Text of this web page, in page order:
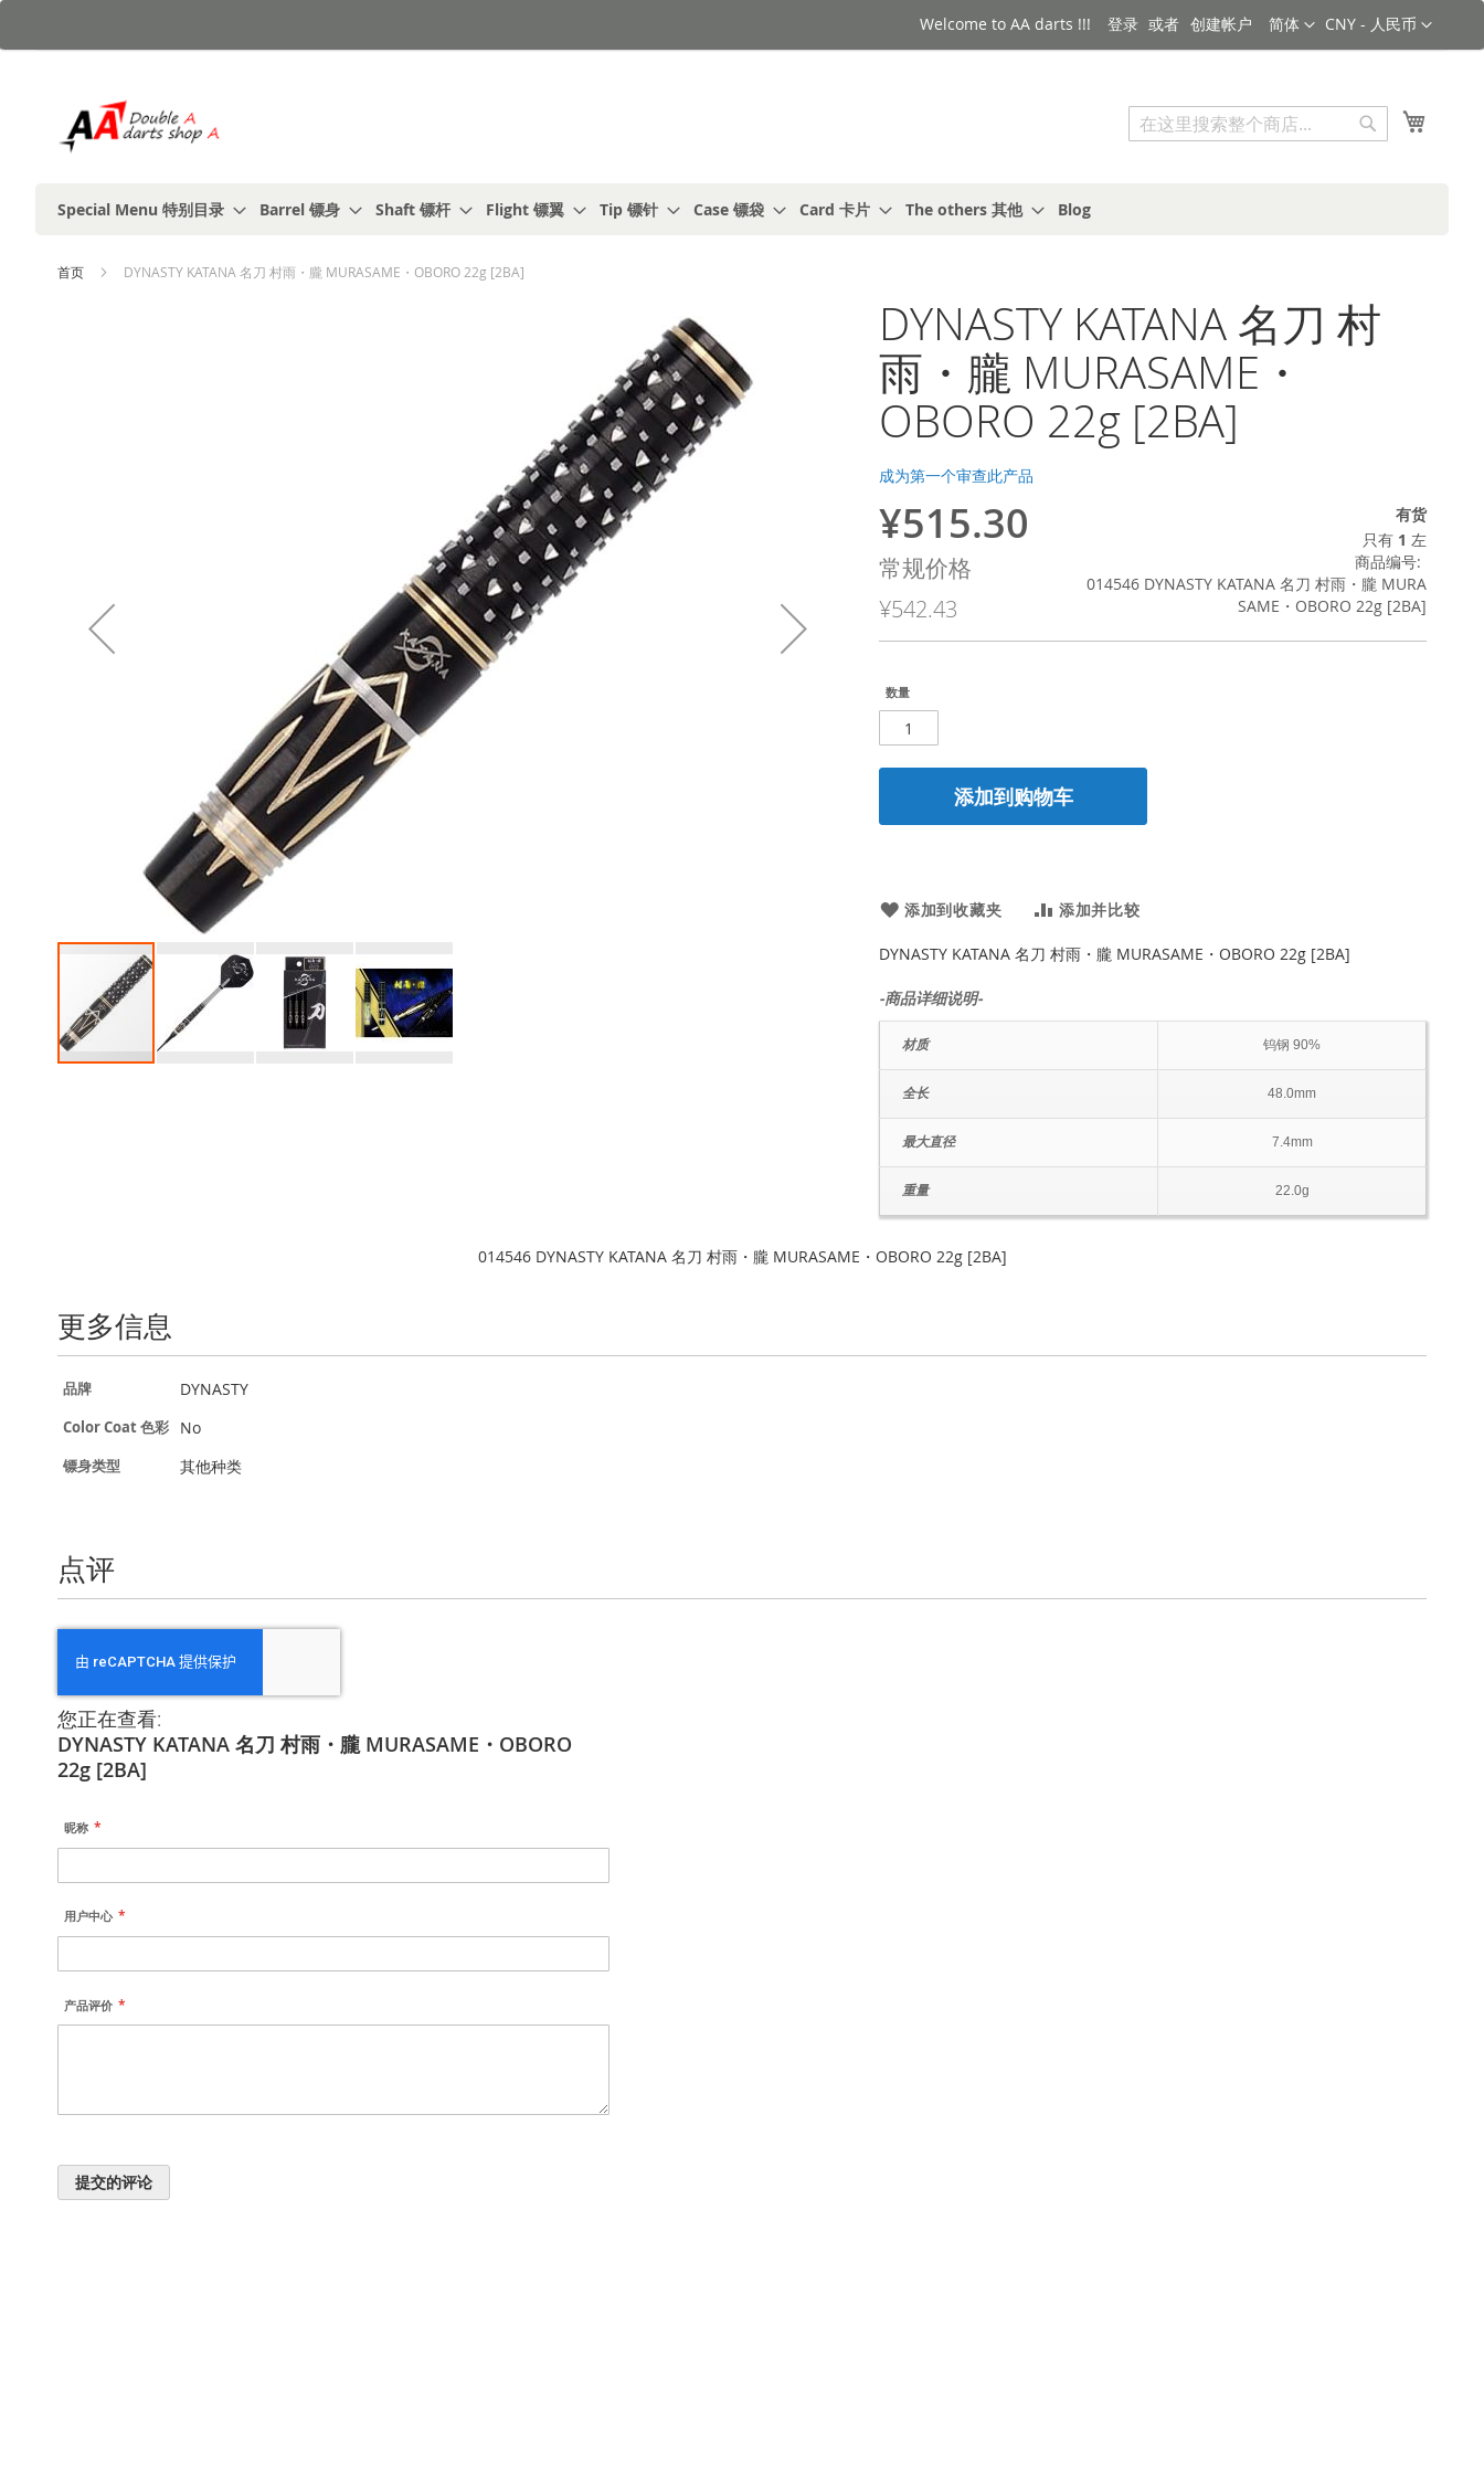
到
货币
CNY - 人民币
语言
简体
Welcome to AA darts !!! 登录 创建帐户
搜索
Special Menu 特别目录
Barrel 镖身 Shaft 镖杆 Flight 镖翼 Tip 镖针 Case 镖袋 Card 卡片 The others 其他 Blog
首页 DYNASTY KATANA 名刀 村雨・朧 MURASAME・OBORO 22g [2BA]
DYNASTY KATANA 名刀 村
雨・朧 MURASAME・
OBORO 22g [2BA]
成为第一个审查此产品
特
殊
价
格
¥515.30
常规价格
¥542.43
有货
只有 1 左
商品编号
014546 DYNASTY KATANA 名刀 村雨・朧 MURA
SAME・OBORO 22g [2BA]
数量
添加到购物车
添加到收藏夹 添加并比较
DYNASTY KATANA 名刀 村雨・朧 MURASAME・OBORO 22g [2BA]
-商品详细说明-
材质 钨钢 90%
全长 48.0mm
最大直径 7.4mm
重量 22.0g
014546 DYNASTY KATANA 名刀 村雨・朧 MURASAME・OBORO 22g [2BA]
更多信息
更
信
品牌 DYNASTY
Color Coat 色彩 No
镖身类型 其他种类
点评
您正在查看:
DYNASTY KATANA 名刀 村雨・朧 MURASAME・OBORO
22g [2BA]
昵称
用户中心
产品评价
提交的评论